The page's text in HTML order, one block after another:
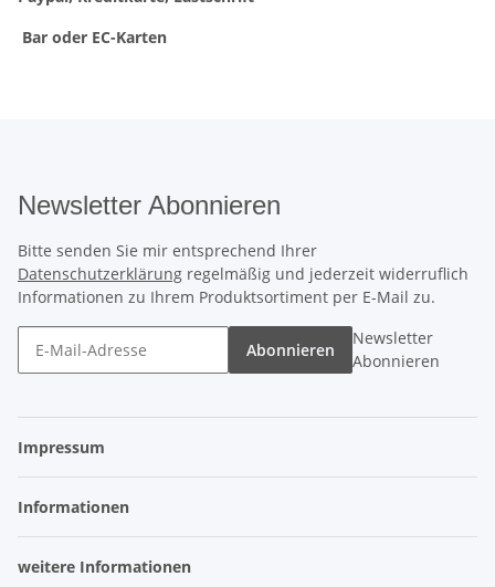
Bar oder EC-Karten
Newsletter Abonnieren
Bitte senden Sie mir entsprechend Ihrer
Datenschutzerklärung regelmäßig und jederzeit widerruflich
Informationen zu Ihrem Produktsortiment per E-Mail zu.
Abonnieren
Newsletter
Abonnieren
Impressum
Informationen
weitere Informationen